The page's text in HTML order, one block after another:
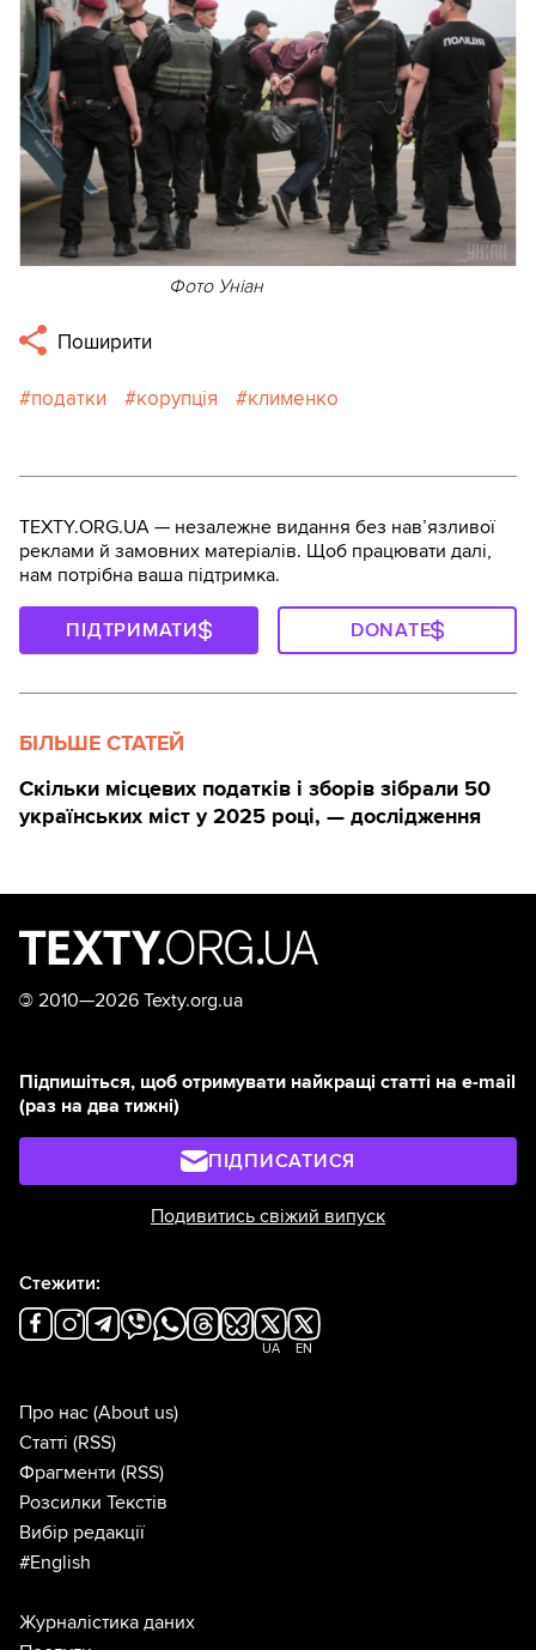
Фото Уніан
Поширити
податки корупція клименко
TEXTY.ORG.UA — незалежне видання без навʼязливої
реклами й замовних матеріалів. Щоб працювати далі,
нам потрібна ваша підтримка.
ПІДТРИМАТИ DONATE
БІЛЬШЕ СТАТЕЙ
Скільки місцевих податків і зборів зібрали 50
українських міст у 2025 році, — дослідження
© 2010—2026 Texty.org.ua
Підпишіться, щоб отримувати найкращі статті на e-mail
(раз на два тижні)
ПІДПИСАТИСЯ
Подивитись свіжий випуск
Стежити:
UA EN
Про нас (About us)
Статті (RSS)
Фрагменти (RSS)
Розсилки Текстів
Вибір редакції
#English
Журналістика даних